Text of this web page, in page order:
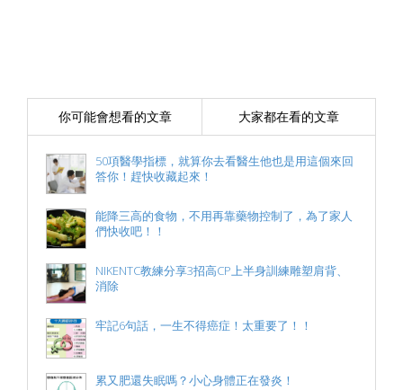
你可能會想看的文章 大家都在看的文章
50項醫學指標，就算你去看醫生他也是用這個來回
答你！趕快收藏起來！
能降三高的食物，不用再靠藥物控制了，為了家人
們快收吧！！
NIKENTC教練分享3招高CP上半身訓練雕塑肩背、
消除
牢記6句話，一生不得癌症！太重要了！！
累又肥還失眠嗎？小心身體正在發炎！